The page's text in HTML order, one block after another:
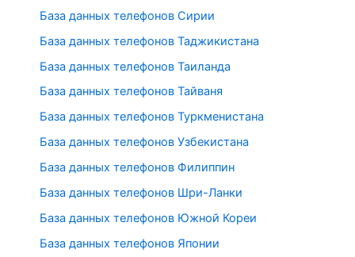
База данных телефонов Сирии
База данных телефонов Таджикистана
База данных телефонов Таиланда
База данных телефонов Тайваня
База данных телефонов Туркменистана
База данных телефонов Узбекистана
База данных телефонов Филиппин
База данных телефонов Шри-Ланки
База данных телефонов Южной Кореи
База данных телефонов Японии